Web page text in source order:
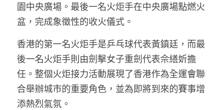
陳貴春大律師專欄
陳子遷律師專欄
羅浚軒專欄
溫志倫專欄
汪明欣專欄
園中央廣場。最後一名火炬手在中央廣場點燃火
盆，完成象徵性的收火儀式。
香港的第一名火炬手是乒乓球代表黃鎮廷，而最
後一名火炬手則由劍擊女子重劍代表佘繕妡擔
任。整個火炬接力活動展現了香港作為全運會聯
合舉辦城市的重要角色，並為即將到來的賽事增
添熱烈氣氛。